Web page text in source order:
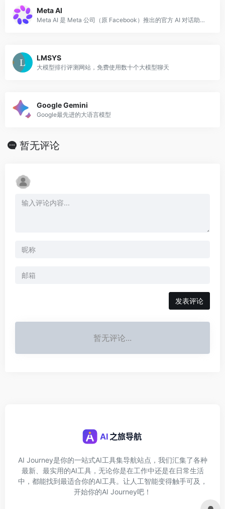
Meta AI
Meta AI 是 Meta 公司（原 Facebook）推出的官方 AI 对话助手，基于其开源大语言模型 Llama 系列构建。
LMSYS
大模型排行评测网站，免费使用数十个大模型聊天
Google Gemini
Google最先进的大语言模型
暂无评论
发表评论
暂无评论...
AI Journey是你的一站式AI工具集导航站点，我们汇集了各种
最新、最实用的AI工具，无论你是在工作中还是在日常生活
中，都能找到最适合你的AI工具。让人工智能变得触手可及，
开始你的AI Journey吧！